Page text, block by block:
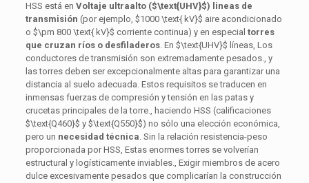
HSS está en Voltaje ultraalto ($\text{UHV}$) lineas de
transmisión (por ejemplo, $1000 \text{ kV}$ aire acondicionado
o $\pm 800 \text{ kV}$ corriente continua) y en especial torres
que cruzan ríos o desfiladeros. En $\text{UHV}$ líneas, Los
conductores de transmisión son extremadamente pesados., y
las torres deben ser excepcionalmente altas para garantizar una
distancia al suelo adecuada. Estos requisitos se traducen en
inmensas fuerzas de compresión y tensión en las patas y
crucetas principales de la torre., haciendo HSS (calificaciones
$\text{Q460}$ y $\text{Q550}$) no sólo una elección económica,
pero un necesidad técnica. Sin la relación resistencia-peso
proporcionada por HSS, Estas enormes torres se volverían
estructural y logísticamente inviables., Exigir miembros de acero
dulce excesivamente pesados ​​que complicarían la construcción